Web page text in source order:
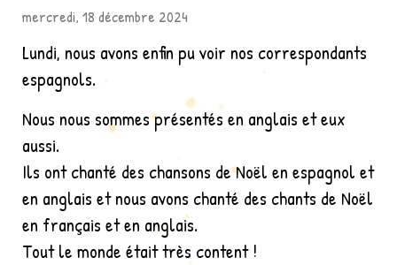
mercredi, 18 décembre 2024
Lundi, nous avons enfin pu voir nos correspondants
espagnols.
Nous nous sommes présentés en anglais et eux
aussi.
Ils ont chanté des chansons de Noël en espagnol et
en anglais et nous avons chanté des chants de Noël
en français et en anglais.
Tout le monde était très content !